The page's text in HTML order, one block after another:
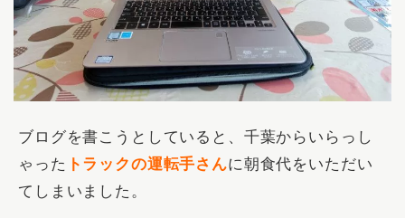
ブログを書こうとしていると、千葉からいらっし
ゃった トラックの運転手さんに朝食代をいただい
てしまいました。